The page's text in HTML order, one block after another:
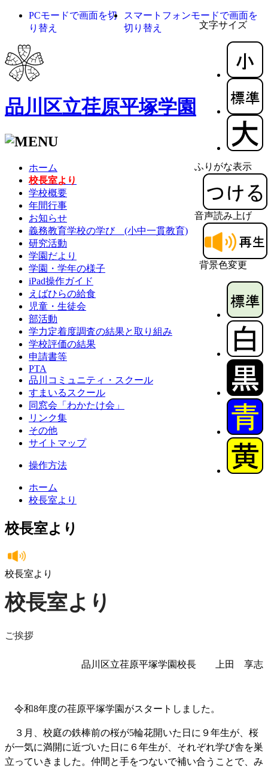
文字サイズ
ふりがな表示
音声読み上げ
背景色変更
PCモードで画面を切
り替え
スマートフォンモードで画面を
切り替え
品川区立荏原平塚学園
ホーム
校長室より
学校概要
年間行事
お知らせ
義務教育学校の学び (小中一貫教育)
研究活動
学園だより
学園・学年の様子
iPad操作ガイド
えばひらの給食
児童・生徒会
部活動
学力定着度調査の結果と取り組み
学校評価の結果
申請書等
PTA
品川コミュニティ・スクール
すまいるスクール
同窓会「わかたけ会」
リンク集
その他
サイトマップ
操作方法
ホーム
校長室より
校長室より
校長室より
校長室より
ご挨拶
品川区立荏原平塚学園校長 上田 享志
令和8年度の荏原平塚学園がスタートしました。
３月、校庭の鉄棒前の桜が5輪花開いた日に９年生が、桜
が一気に満開に近づいた日に６年生が、それぞれ学び舎を巣
立っていきました。仲間と手をつないで補い合うことで、み